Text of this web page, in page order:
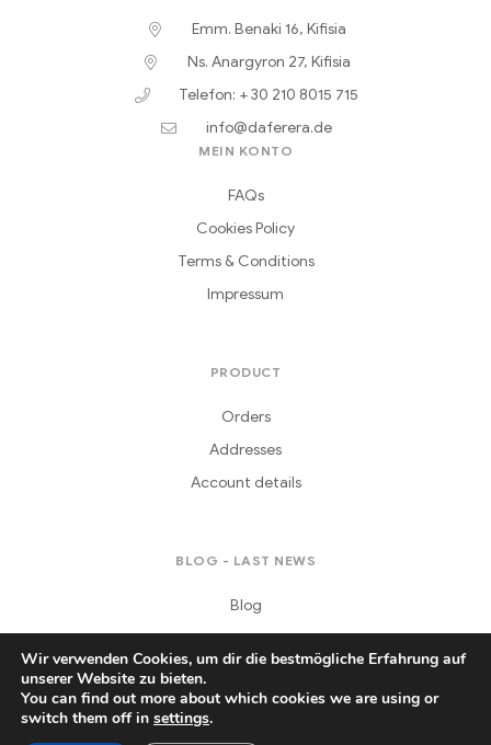
Emm. Benaki 16, Kifisia
Ns. Anargyron 27, Kifisia
Telefon: + 30 210 8015 715
info@daferera.de
MEIN KONTO
FAQs
Cookies Policy
Terms & Conditions
Impressum
PRODUCT
Orders
Addresses
Account details
BLOG - LAST NEWS
Blog
Copyright © 2021Daferera
Wir verwenden Cookies, um dir die bestmögliche Erfahrung auf
unserer Website zu bieten.
You can find out more about which cookies we are using or
switch them off in settings.